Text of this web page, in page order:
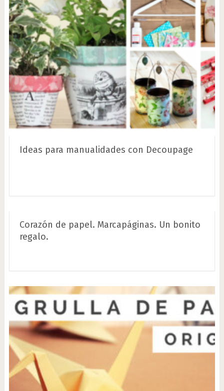
Ideas para manualidades con Decoupage
Corazón de papel. Marcapáginas. Un bonito
regalo.